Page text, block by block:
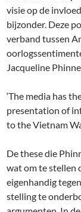
visie op de
bijzonder. Deze
verband tussen
Jacqueline
‘The media has
presentation of
to the Vietnam
De these die
wat om te stellen
eigenhandig
stelling te